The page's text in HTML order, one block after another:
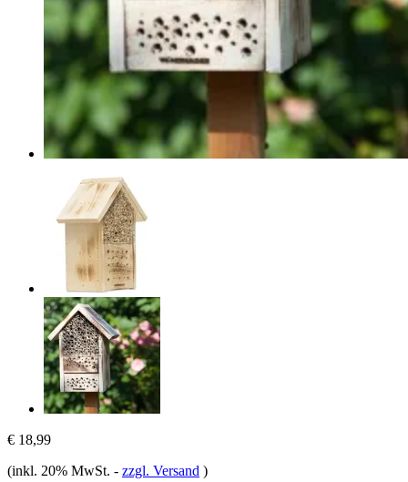
€ 18,99
(inkl. 20% MwSt. - zzgl. Versand )